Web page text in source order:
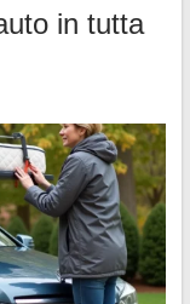
in tutta